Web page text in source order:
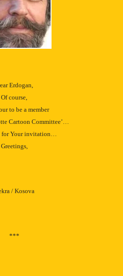
Erdogan,
Of course,
to be a member
Cartoon Committee’…
for Your invitation…
Greetings,
/ Kosova
***